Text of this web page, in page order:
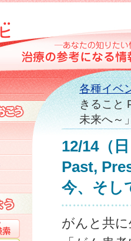
各種イベ
きること
未来へ～
12/14（
Past,
今、そし
がんと共